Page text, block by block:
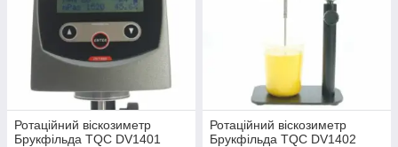
Ротаційний віскозиметр
Брукфільда TQC DV1401
Ротаційний віскозиметр
Брукфільда TQC DV1402